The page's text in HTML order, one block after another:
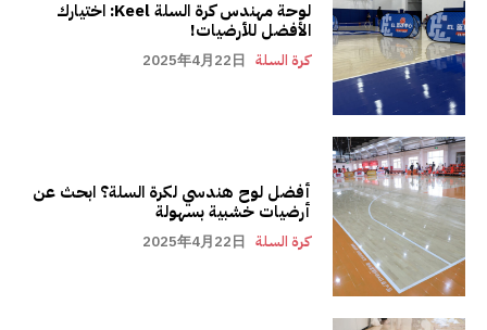
لوحة مهندس كرة السلة Keel: اختيارك
الأفضل للأرضيات!
كرة السلة 2025年4月22日
أفضل لوح هندسي لكرة السلة؟ ابحث عن
أرضيات خشبية بسهولة
كرة السلة 2025年4月22日